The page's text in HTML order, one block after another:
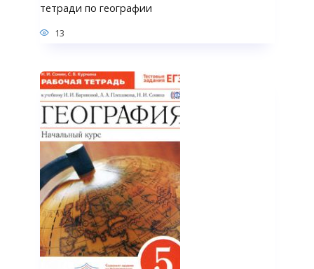
тетради по географии
13